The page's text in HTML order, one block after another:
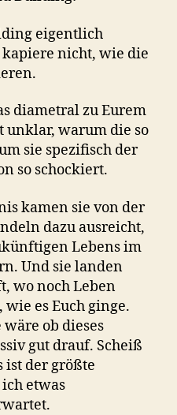
eigentlich
nicht, wie die
diametral zu Eurem
warum die so
sie spezifisch der
so schockiert.
kamen sie von der
dazu ausreicht,
Lebens im
Und sie landen
wo noch Leben
es Euch ginge.
ob dieses
gut drauf. Scheiß
ist der größte
etwas